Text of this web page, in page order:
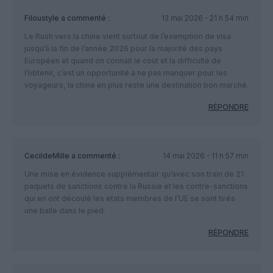
Filoustyle a commenté :
13 mai 2026 - 21 h 54 min
Le Rush vers la chine vient surtout de l’exemption de visa
jusqu’à la fin de l’année 2026 pour la majorité des pays
Européen et quand on connait le coût et la difficulté de
l’obtenir, c’est un opportunité a ne pas manquer pour les
voyageurs, la chine en plus reste une destination bon marché.
RÉPONDRE
CecildeMille a commenté :
14 mai 2026 - 11 h 57 min
Une mise en évidence supplémentair qu’avec son train de 21
paquets de sanctions contre la Russie et les contre-sanctions
qui en ont découlé les états membres de l’UE se sont tirés
une balle dans le pied.
RÉPONDRE